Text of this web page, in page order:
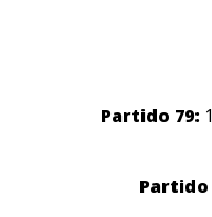
Partido 79:
Partido